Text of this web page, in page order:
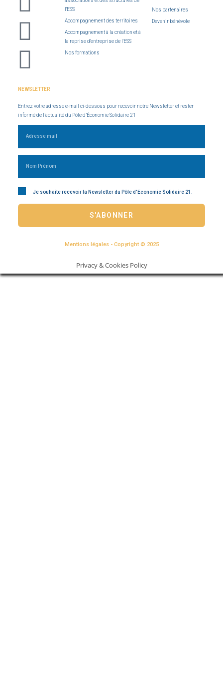
l'ESS
Accompagnement des territoires
Accompagnement à la création et à
la reprise d'entreprise de l'ESS
Nos formations
Nos partenaires
Devenir bénévole
NEWSLETTER
Entrez votre adresse e-mail ci-dessous pour recevoir notre Newsletter et rester
informé de l’actualité du Pôle d’Économie Solidaire 21
Je souhaite recevoir la Newsletter du Pôle d'Economie Solidaire 21.
S'ABONNER
Mentions légales - Copyright © 2025
Privacy & Cookies Policy